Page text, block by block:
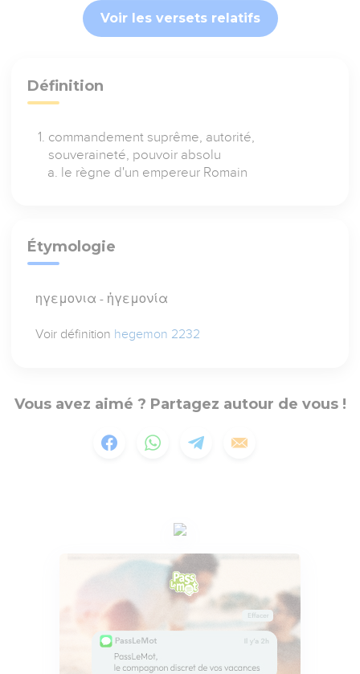
Voir les versets relatifs
Définition
commandement suprême, autorité,
souveraineté, pouvoir absolu
le règne d'un empereur Romain
Étymologie
ηγεμονια - ἡγεμονία
Voir définition hegemon 2232
Vous avez aimé ? Partagez autour de vous !